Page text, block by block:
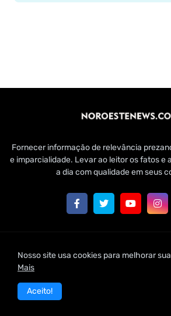
Fornecer informação de relevância
e imparcialidade. Levar ao leitor os fatos e
a dia com qualidade em seus
Customizado por Edmundo Baía Júnior
Home
Nosso site usa cookies para melhorar
Mais
Aceito!